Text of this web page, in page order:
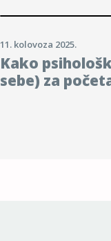
11. kolovoza 2025.
Kako
sebe) za